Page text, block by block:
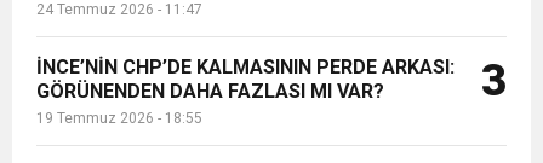
24 Temmuz 2026 - 11:47
İNCE’NİN CHP’DE KALMASININ PERDE ARKASI:
GÖRÜNENDEN DAHA FAZLASI MI VAR?
19 Temmuz 2026 - 18:55
3